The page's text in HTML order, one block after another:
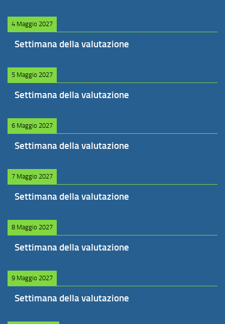
4 Maggio 2027
Settimana della valutazione
5 Maggio 2027
Settimana della valutazione
6 Maggio 2027
Settimana della valutazione
7 Maggio 2027
Settimana della valutazione
8 Maggio 2027
Settimana della valutazione
9 Maggio 2027
Settimana della valutazione